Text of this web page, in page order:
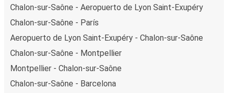
Chalon-sur-Saône - Aeropuerto de Lyon Saint-Exupéry
Chalon-sur-Saône - París
Aeropuerto de Lyon Saint-Exupéry - Chalon-sur-Saône
Chalon-sur-Saône - Montpellier
Montpellier - Chalon-sur-Saône
Chalon-sur-Saône - Barcelona